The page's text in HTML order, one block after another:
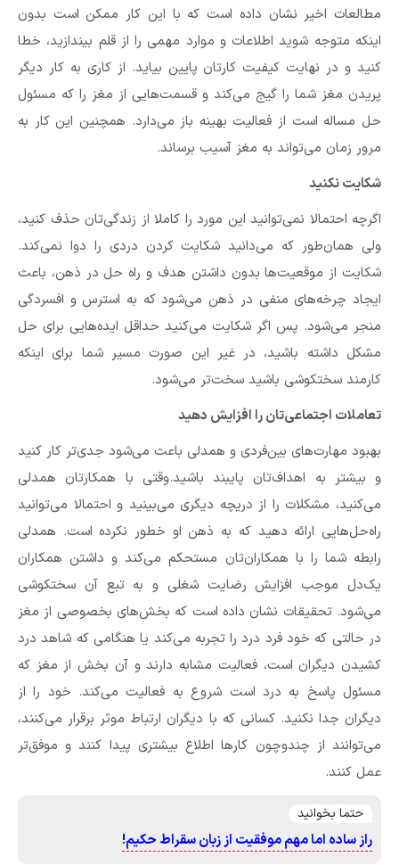
مطالعات اخیر نشان داده است که با این کار ممکن است بدون
اینکه متوجه شوید اطلاعات و موارد مهمی را از قلم بیندازید، خطا
کنید و در نهایت کیفیت کارتان پایین بیاید. از کاری به کار دیگر
پریدن مغز شما را گیج می‌کند و قسمت‌هایی از مغز را که مسئول
حل مساله است از فعالیت بهینه باز می‌‌دارد. همچنین این کار به
مرور زمان می‌تواند به مغز آسیب برساند.
شکایت نکنید
اگرچه احتمالا نمی‌توانید این مورد را کاملا از زندگی‌تان حذف کنید،
ولی همان‌طور که می‌دانید شکایت کردن دردی را دوا نمی‌کند.
شکایت از موقعیت‌ها بدون داشتن هدف و راه‌ حل در ذهن، باعث
ایجاد چرخه‌های منفی در ذهن می‌شود که به استرس و افسردگی
منجر می‌شود. پس اگر شکایت می‌کنید حداقل ایده‌هایی برای حل
مشکل داشته باشید، در غیر این صورت مسیر شما برای اینکه
کارمند سختکوشی باشید سخت‌تر می‌‌شود.
تعاملات اجتماعی‌تان را افزایش دهید
بهبود مهارت‌های بین‌فردی و همدلی باعث می‌شود جدی‌تر کار کنید
و بیشتر به اهداف‌تان پایبند باشید.وقتی با همکارتان همدلی
می‌کنید، مشکلات را از دریچه دیگری می‌بینید و احتمالا می‌توانید
راه‌حل‌هایی ارائه دهید که به ذهن او خطور نکرده است. همدلی
رابطه شما را با همکاران‌تان مستحکم می‌کند و داشتن همکاران
یک‌دل موجب افزایش رضایت شغلی و به تبع آن سختکوشی
می‌شود. تحقیقات نشان داده است که بخش‌های بخصوصی از مغز
در حالتی که خود فرد درد را تجربه می‌کند یا هنگامی ‌که شاهد درد
کشیدن دیگران است، فعالیت مشابه دارند و آن بخش از مغز که
مسئول پاسخ به درد است شروع به فعالیت می‌کند. خود را از
دیگران جدا نکنید. کسانی که با دیگران ارتباط موثر برقرار می‌کنند،
می‌توانند از چندوچون کارها اطلاع بیشتری پیدا کنند و موفق‌تر
عمل کنند.
حتما بخوانید
راز ساده اما مهم موفقیت از زبان سقراط حکیم!